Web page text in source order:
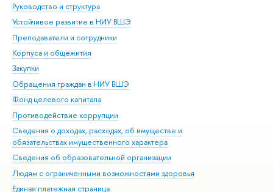
Руководство и структура
Устойчивое развитие в НИУ ВШЭ
Преподаватели и сотрудники
Корпуса и общежития
Закупки
Обращения граждан в НИУ ВШЭ
Фонд целевого капитала
Противодействие коррупции
Сведения о доходах, расходах, об имуществе и
обязательствах имущественного характера
Сведения об образовательной организации
Людям с ограниченными возможностями здоровья
Единая платежная страница